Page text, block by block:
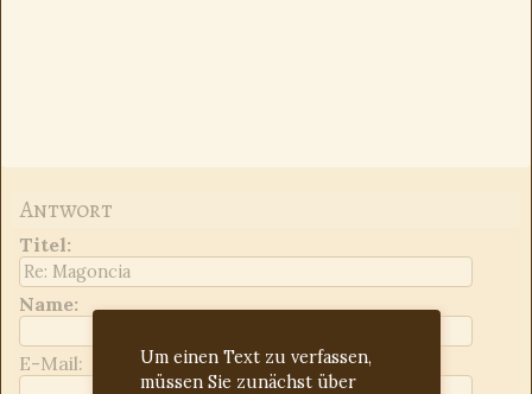
Um einen Text zu verfassen,
müssen Sie zunächst über
Antwort
Titel:
Name:
E-Mail: